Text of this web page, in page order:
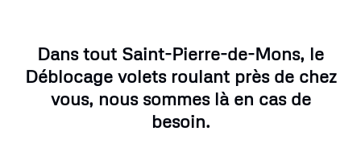
Dans tout Saint-Pierre-de-Mons, le
Déblocage volets roulant près de chez
vous, nous sommes là en cas de
besoin.